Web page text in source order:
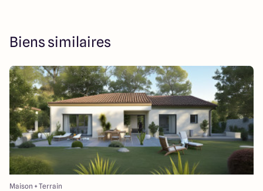
Biens similaires
Maison + Terrain